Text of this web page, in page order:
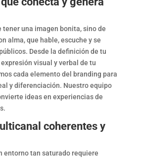
tener una imagen bonita, sino de
alma, que hable, escuche y se
Desde la definición de tu
visual y verbal de tu
cada elemento del branding para
y diferenciación. Nuestro equipo
ideas en experiencias de
coherentes y
entorno tan saturado requiere